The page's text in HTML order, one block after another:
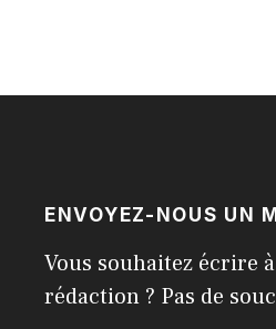
ENVOYEZ-NOUS UN
Vous souhaitez écrire
rédaction ? Pas de